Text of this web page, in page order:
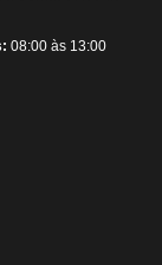
08:00 às 13:00